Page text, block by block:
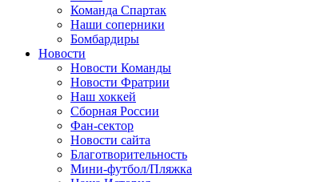
Команда Спартак
Наши соперники
Бомбардиры
Новости
Новости Команды
Новости Фратрии
Наш хоккей
Сборная России
Фан-cектор
Новости сайта
Благотворительность
Мини-футбол/Пляжка